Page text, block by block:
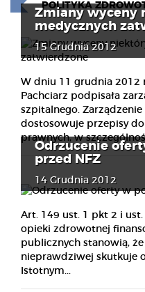
POLITYKA
Zmiany wyceny
medycznych
15 Grudnia 2012
W dniu 11 grudnia 2012
Pachciarz podpisała
szpitalnego.
dostosowuje przepisy
prawnych, w
Odrzucenie
przed NFZ
14 Grudnia 2012
Art. 149 ust. 1 pkt 2 i
opieki zdrowotnej
publicznych stanowią,
nieprawdziwej skutkuje
Istotnym...